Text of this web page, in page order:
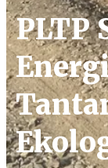
PLTP